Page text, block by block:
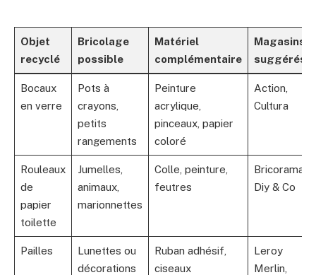
Objet
recyclé
Bricolage
possible
Matériel
complémentaire
Magasins
suggérés
Bocaux
en verre
Pots à
crayons,
petits
rangements
Peinture
acrylique,
pinceaux, papier
coloré
Action,
Cultura
Rouleaux
de
papier
toilette
Jumelles,
animaux,
marionnettes
Colle, peinture,
feutres
Bricorama,
Diy & Co
Pailles
Lunettes ou
décorations
Ruban adhésif,
ciseaux
Leroy
Merlin,